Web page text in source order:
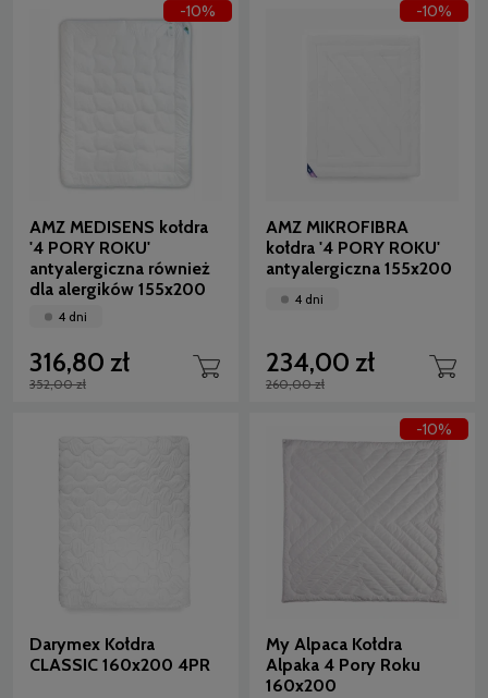
AMZ MEDISENS kołdra
'4 PORY ROKU'
antyalergiczna również
dla alergików 155x200
4 dni
316,80 zł
352,00 zł
-10%
AMZ MIKROFIBRA
kołdra '4 PORY ROKU'
antyalergiczna 155x200
4 dni
234,00 zł
260,00 zł
-10%
Darymex Kołdra
CLASSIC 160x200 4PR
My Alpaca Kołdra
Alpaka 4 Pory Roku
160x200
-10%